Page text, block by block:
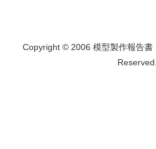
Copyright © 2006 模型製作報告書
Reserved.